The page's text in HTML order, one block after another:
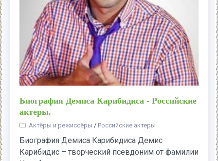
Биография Демиса Карибидиса - Российские
актеры.
Актёры и режиссёры / Российские актеры
Биография Демиса Карибидиса Демис
Карибидис – творческий псевдоним от фамилии